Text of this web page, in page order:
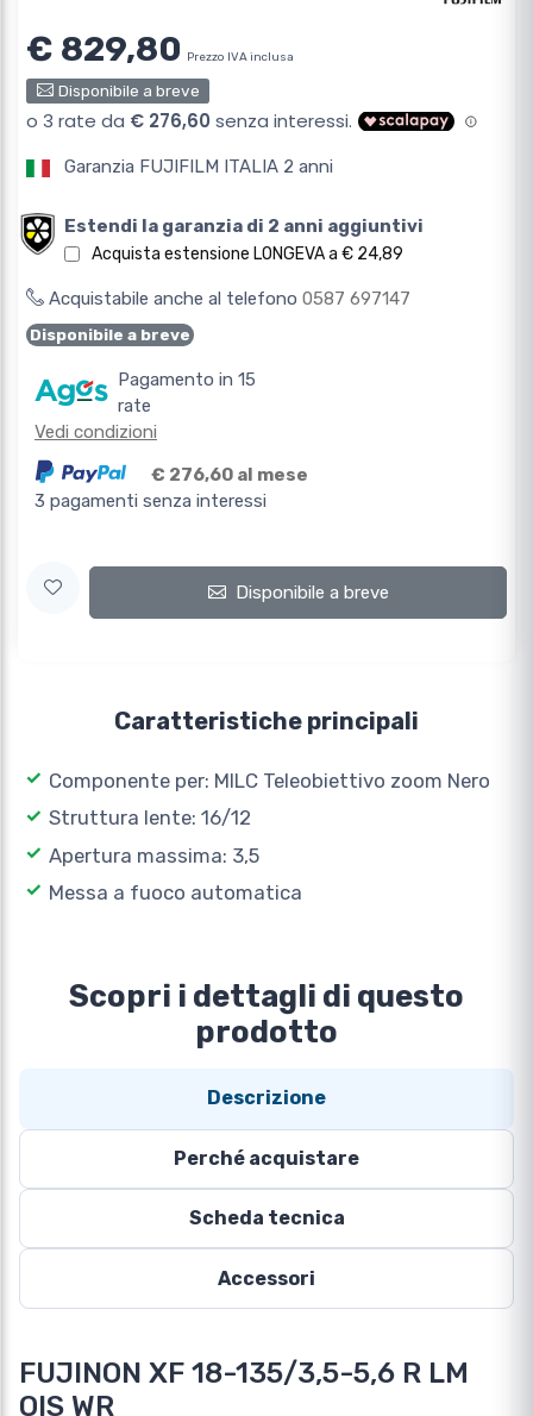
€ 829,80 Prezzo IVA inclusa
Disponibile a breve
Garanzia FUJIFILM ITALIA 2 anni
Estendi la garanzia di 2 anni aggiuntivi
Acquista estensione LONGEVA a € 24,89
Acquistabile anche al telefono 0587 697147
Disponibile a breve
Pagamento in 15
rate
Vedi condizioni
€ 276,60 al mese
3 pagamenti senza interessi
Disponibile a breve
Caratteristiche principali
Componente per: MILC Teleobiettivo zoom Nero
Struttura lente: 16/12
Apertura massima: 3,5
Messa a fuoco automatica
Scopri i dettagli di questo
prodotto
Descrizione
Perché acquistare
Scheda tecnica
Accessori
FUJINON XF 18-135/3,5-5,6 R LM
OIS WR